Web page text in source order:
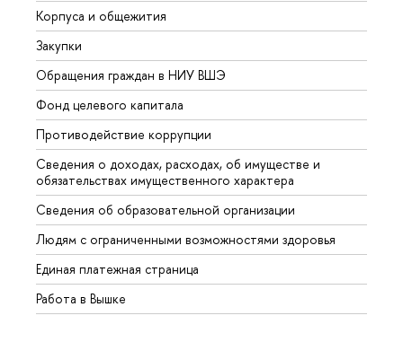
Корпуса и общежития
Закупки
Обращения граждан в НИУ ВШЭ
Фонд целевого капитала
Противодействие коррупции
Сведения о доходах, расходах, об имуществе и
обязательствах имущественного характера
Сведения об образовательной организации
Людям с ограниченными возможностями здоровья
Единая платежная страница
Работа в Вышке